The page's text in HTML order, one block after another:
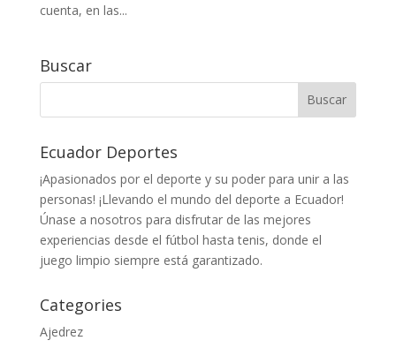
cuenta, en las...
Buscar
Ecuador Deportes
¡Apasionados por el deporte y su poder para unir a las
personas! ¡Llevando el mundo del deporte a Ecuador!
Únase a nosotros para disfrutar de las mejores
experiencias desde el fútbol hasta tenis, donde el
juego limpio siempre está garantizado.
Categories
Ajedrez